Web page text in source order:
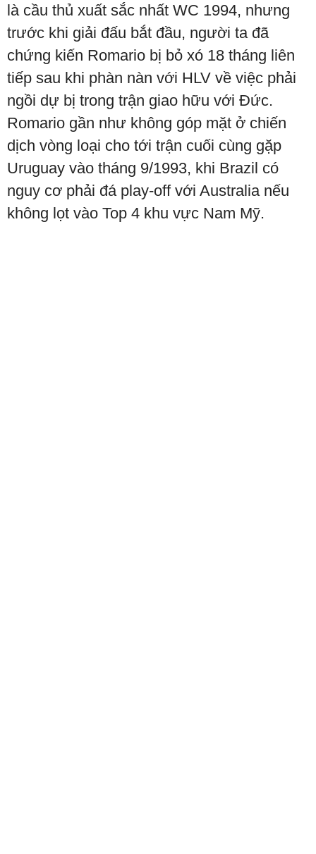
là cầu thủ xuất sắc nhất WC 1994, nhưng
trước khi giải đấu bắt đầu, người ta đã
chứng kiến Romario bị bỏ xó 18 tháng liên
tiếp sau khi phàn nàn với HLV về việc phải
ngồi dự bị trong trận giao hữu với Đức.
Romario gần như không góp mặt ở chiến
dịch vòng loại cho tới trận cuối cùng gặp
Uruguay vào tháng 9/1993, khi Brazil có
nguy cơ phải đá play-off với Australia nếu
không lọt vào Top 4 khu vực Nam Mỹ.